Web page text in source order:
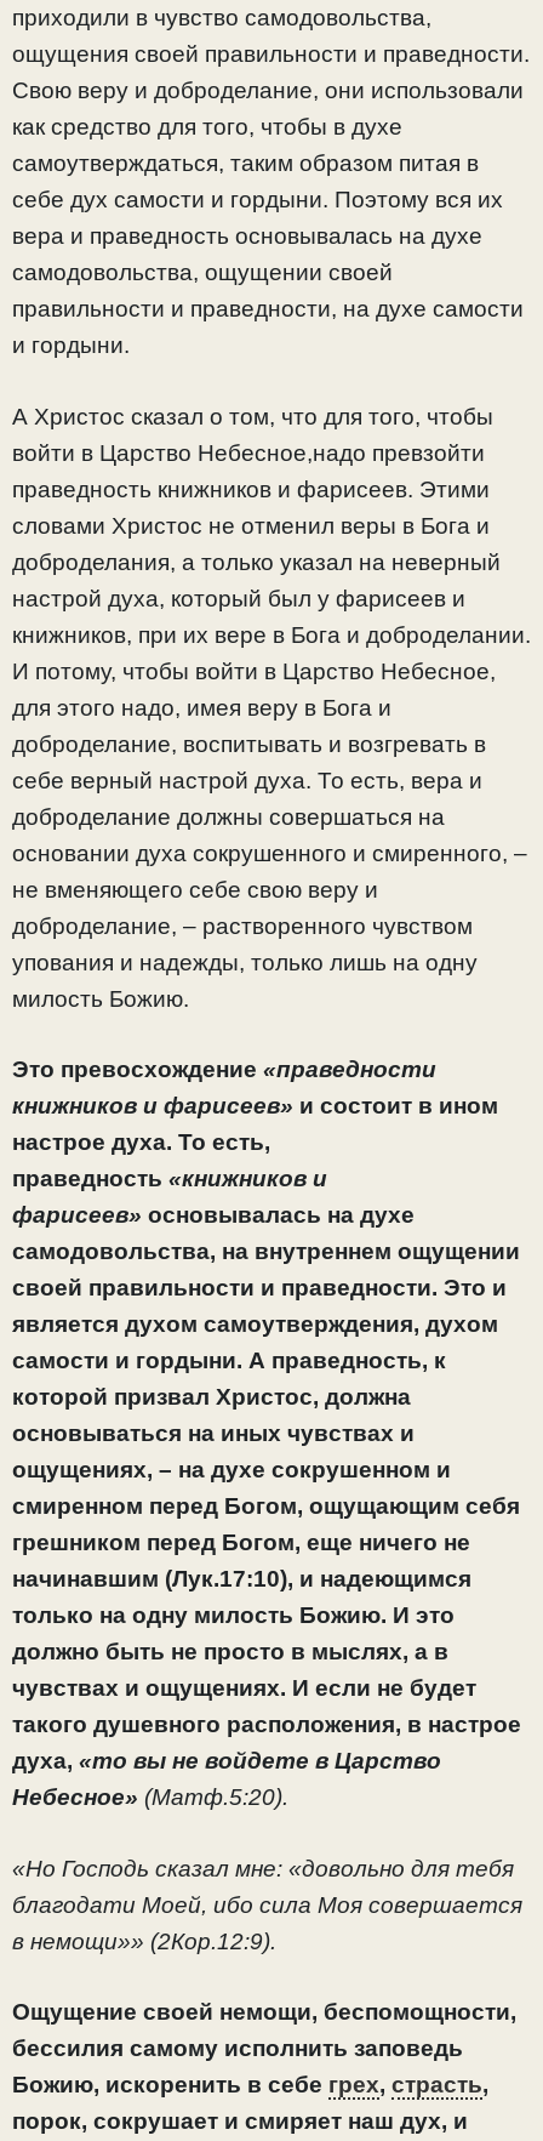
приходили в чувство самодовольства,
ощущения своей правильности и праведности.
Свою веру и доброделание, они использовали
как средство для того, чтобы в духе
самоутверждаться, таким образом питая в
себе дух самости и гордыни. Поэтому вся их
вера и праведность основывалась на духе
самодовольства, ощущении своей
правильности и праведности, на духе самости
и гордыни.
А Христос сказал о том, что для того, чтобы
войти в Царство Небесное,надо превзойти
праведность книжников и фарисеев. Этими
словами Христос не отменил веры в Бога и
доброделания, а только указал на неверный
настрой духа, который был у фарисеев и
книжников, при их вере в Бога и доброделании.
И потому, чтобы войти в Царство Небесное,
для этого надо, имея веру в Бога и
доброделание, воспитывать и возгревать в
себе верный настрой духа. То есть, вера и
доброделание должны совершаться на
основании духа сокрушенного и смиренного, –
не вменяющего себе свою веру и
доброделание, – растворенного чувством
упования и надежды, только лишь на одну
милость Божию.
Это превосхождение «праведности
книжников и фарисеев» и состоит в ином
настрое духа. То есть,
праведность «книжников и
фарисеев» основывалась на духе
самодовольства, на внутреннем ощущении
своей правильности и праведности. Это и
является духом самоутверждения, духом
самости и гордыни. А праведность, к
которой призвал Христос, должна
основываться на иных чувствах и
ощущениях, – на духе сокрушенном и
смиренном перед Богом, ощущающим себя
грешником перед Богом, еще ничего не
начинавшим (Лук.17:10), и надеющимся
только на одну милость Божию. И это
должно быть не просто в мыслях, а в
чувствах и ощущениях. И если не будет
такого душевного расположения, в настрое
духа, «то вы не войдете в Царство
Небесное» (Матф.5:20).
«Но Господь сказал мне: «довольно для тебя
благодати Моей, ибо сила Моя совершается
в немощи»» (2Кор.12:9).
Ощущение своей немощи, беспомощности,
бессилия самому исполнить заповедь
Божию, искоренить в себе грех, страсть,
порок, сокрушает и смиряет наш дух, и